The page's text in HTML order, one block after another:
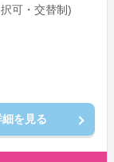
可・交替制)
細を見る